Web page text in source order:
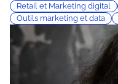
Retail et Marketing digital
Outils marketing et data